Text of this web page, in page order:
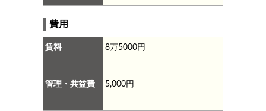
費用
賃料 8万5000円
管理・共益費 5,000円